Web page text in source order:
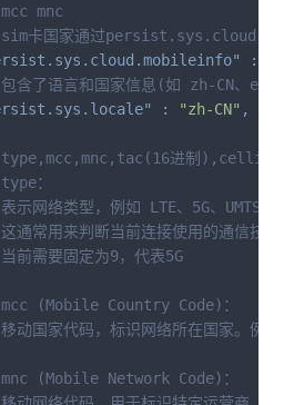
mnc
卡国家通过
:
含了语言和国家信息(如 zh-CN
: "zh-CN" ,
进制
：
示网络类型，例如 LTE、5G、UMTS 或
通常用来判断当前连接使用的通信技术
前需要固定为9，代表5G
(Mobile Country Code)：
动国家代码，标识网络所在国家。例如
(Mobile Network Code)：